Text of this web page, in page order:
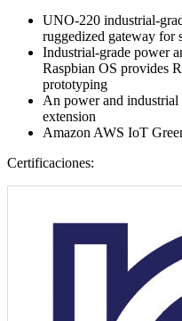
UNO-220 industrial-
ruggedized gateway for
Industrial-grade power
Raspbian OS provides
prototyping
An power and
extension
Amazon AWS IoT
Certificaciones: